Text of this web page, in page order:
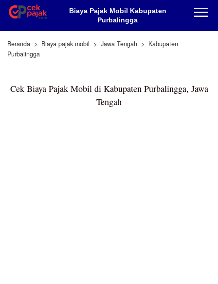
Biaya Pajak Mobil Kabupaten
Purbalingga
Beranda Biaya pajak mobil Jawa Tengah
Kabupaten
Purbalingga
Cek Biaya Pajak Mobil di Kabupaten Purbalingga, Jawa
Tengah